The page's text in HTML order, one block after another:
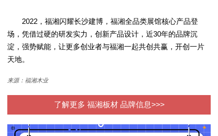
2022，福湘闪耀长沙建博，福湘全品类展馆核心产品登
场，凭借过硬的研发实力，创新产品设计，近30年的品牌沉
淀，强势赋能，让更多创业者与福湘一起共创共赢，开创一片
天地。
来源：福湘木业
了解更多 福湘板材 品牌信息>>>